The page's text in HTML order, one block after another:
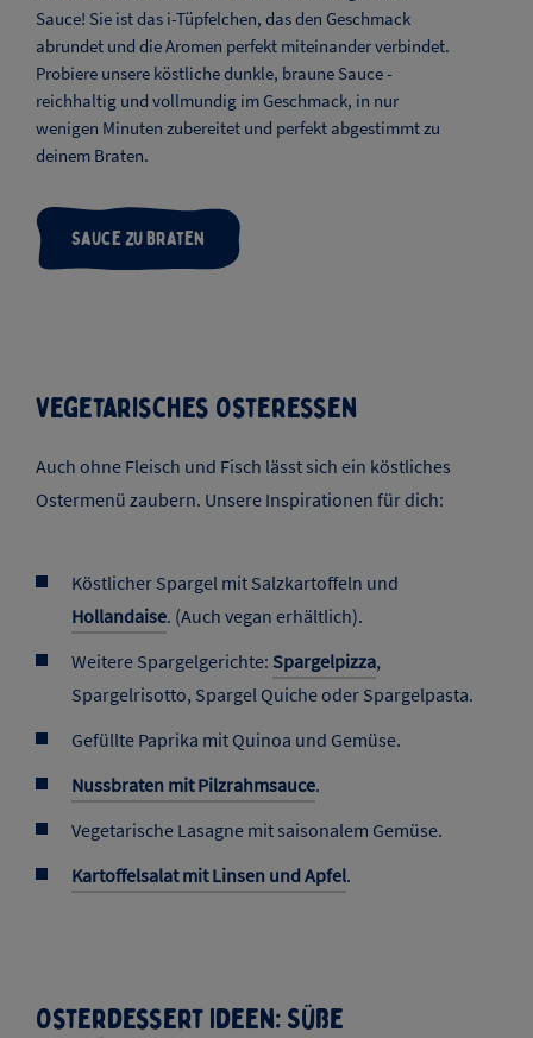
abrundet und die Aromen perfekt miteinander verbindet.
reichhaltig und vollmundig im Geschmack, in nur
deinem Braten.
Sauce zu Braten
Auch ohne Fleisch und Fisch lässt sich ein köstliches
Weitere Spargelgerichte:Spargelpizza